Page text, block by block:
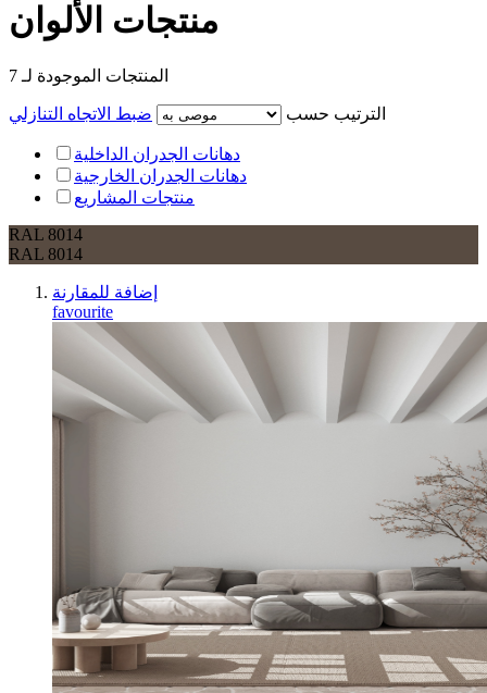
منتجات الألوان
7 المنتجات الموجودة لـ
الترتيب حسب ضبط الاتجاه التنازلي
دهانات الجدران الداخلية
دهانات الجدران الخارجية
منتجات المشاريع
RAL 8014
RAL 8014
إضافة للمقارنة
favourite